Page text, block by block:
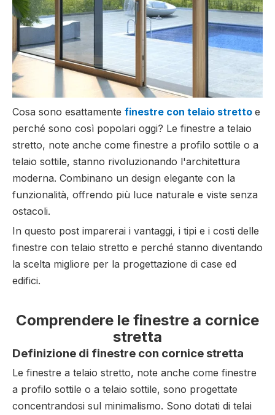
Cosa sono esattamente finestre con telaio stretto e
perché sono così popolari oggi? Le finestre a telaio
stretto, note anche come finestre a profilo sottile o a
telaio sottile, stanno rivoluzionando l'architettura
moderna. Combinano un design elegante con la
funzionalità, offrendo più luce naturale e viste senza
ostacoli.
In questo post imparerai i vantaggi, i tipi e i costi delle
finestre con telaio stretto e perché stanno diventando
la scelta migliore per la progettazione di case ed
edifici.
Comprendere le finestre a cornice
stretta
Definizione di finestre con cornice stretta
Le finestre a telaio stretto, note anche come finestre
a profilo sottile o a telaio sottile, sono progettate
concentrandosi sul minimalismo. Sono dotati di telai